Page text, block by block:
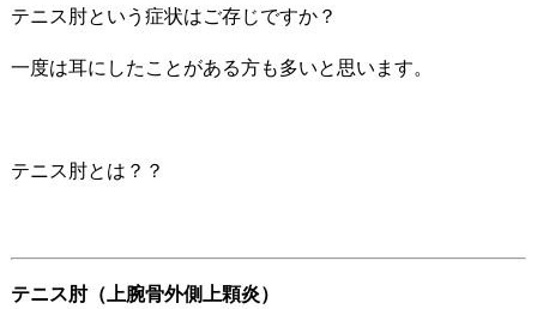
テニス肘という症状はご存じですか？
一度は耳にしたことがある方も多いと思います。
テニス肘とは？？
テニス肘（上腕骨外側上顆炎）